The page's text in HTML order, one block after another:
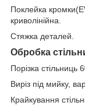
Поклейка
криволінійна.
Стяжка деталей.
Обробка
Порізка стільниць
Виріз під мийку,
Крайкування